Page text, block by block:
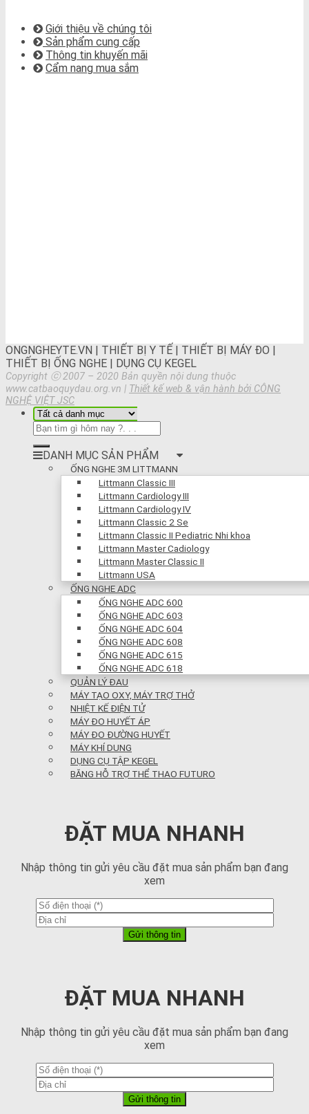
Giới thiệu về chúng tôi
Sản phẩm cung cấp
Thông tin khuyến mãi
Cẩm nang mua sắm
ONGNGHEYTE.VN | THIẾT BỊ Y TẾ | THIẾT BỊ MÁY ĐO |
THIẾT BỊ ỐNG NGHE | DỤNG CỤ KEGEL
Copyright ⓒ 2007 – 2020 Bản quyền nội dung thuộc
www.catbaoquydau.org.vn | Thiết kế web & vận hành bởi CÔNG
NGHỆ VIỆT JSC
DANH MỤC SẢN PHẨM
ỐNG NGHE 3M LITTMANN
Littmann Classic III
Littmann Cardiology III
Littmann Cardiology IV
Littmann Classic 2 Se
Littmann Classic II Pediatric Nhi khoa
Littmann Master Cadiology
Littmann Master Classic II
Littmann USA
ỐNG NGHE ADC
ỐNG NGHE ADC 600
ỐNG NGHE ADC 603
ỐNG NGHE ADC 604
ỐNG NGHE ADC 608
ỐNG NGHE ADC 615
ỐNG NGHE ADC 618
QUẢN LÝ ĐAU
MÁY TẠO OXY, MÁY TRỢ THỞ
NHIỆT KẾ ĐIỆN TỬ
MÁY ĐO HUYẾT ÁP
MÁY ĐO ĐƯỜNG HUYẾT
MÁY KHÍ DUNG
DỤNG CỤ TẬP KEGEL
BĂNG HỖ TRỢ THỂ THAO FUTURO
ĐẶT MUA NHANH
Nhập thông tin gửi yêu cầu đặt mua sản phẩm bạn đang
xem
ĐẶT MUA NHANH
Nhập thông tin gửi yêu cầu đặt mua sản phẩm bạn đang
xem